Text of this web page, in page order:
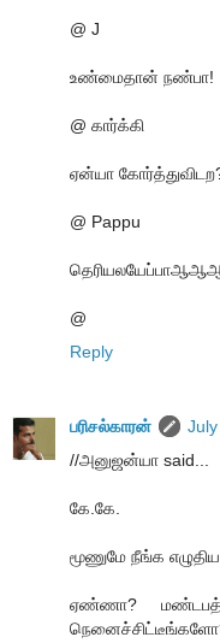
@ J
உண்மைதான் நண்பா!
@ கார்க்கி
ஏன்யா
@ Pappu
@
Reply
பரிசல்காரன்
//அனுஜன்யா said...
கே.கே.
மூணுமே நீங்க
ஏண்ணா?